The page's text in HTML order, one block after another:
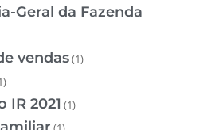
Geral da Fazenda
vendas(1)
IR 2021 (1)